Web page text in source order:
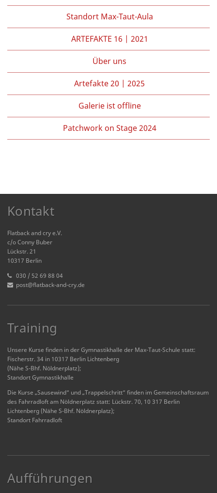
Standort Max-Taut-Aula
ARTEFAKTE 16 | 2021
Über uns
Artefakte 20 | 2025
Galerie ist offline
Patchwork on Stage 2024
Kontakt
Flatback and cry e.V.
c/o Conny Buber
Lückstr. 21
10317 Berlin
030 / 52 69 88 04
post@flatback-and-cry.de
Training
Unsere Kurse finden in der Gymnastikhalle der Max-Taut-Schule statt:
Fischerstr. 34 in 10317 Berlin Lichtenberg
(Nähe S-Bhf. Nöldnerplatz);
Standort Gymnastikhalle
Die Kurse „Sausewind“ und „Trappelschritt“ finden im Gemeinschaftsraum
des Fahrradloft am Nöldnerplatz statt: Lückstr. 70, 10 317 Berlin
Lichtenberg (Nähe S-Bhf. Nöldnerplatz);
Standort Fahrradloft
Aufführungen